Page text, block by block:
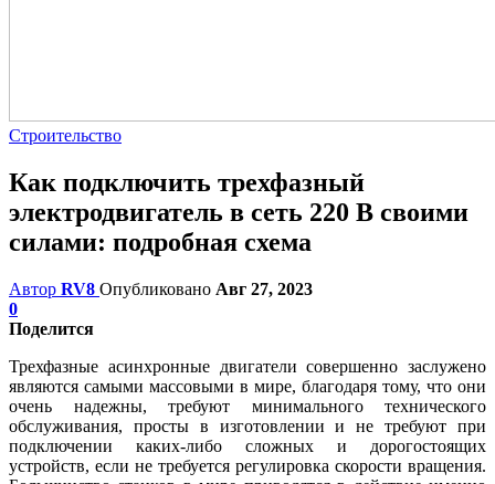
Строительство
Как подключить трехфазный
электродвигатель в сеть 220 В своими
силами: подробная схема
Автор RV8 Опубликовано Авг 27, 2023
0
Поделится
Трехфазные асинхронные двигатели совершенно заслужено
являются самыми массовыми в мире, благодаря тому, что они
очень надежны, требуют минимального технического
обслуживания, просты в изготовлении и не требуют при
подключении каких-либо сложных и дорогостоящих
устройств, если не требуется регулировка скорости вращения.